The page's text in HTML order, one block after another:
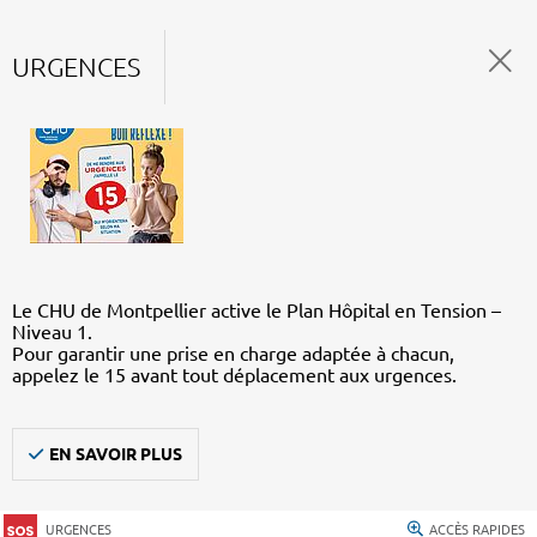
URGENCES
Le CHU de Montpellier active le Plan Hôpital en Tension –
Niveau 1.
Pour garantir une prise en charge adaptée à chacun,
appelez le 15 avant tout déplacement aux urgences.
EN SAVOIR PLUS
URGENCES ACCÈS RAPIDES